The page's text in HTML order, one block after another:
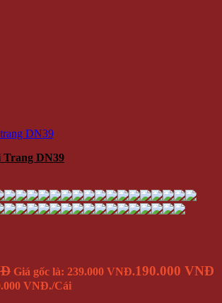
DN39
Giá gốc là: 239.000 VNĐ.190.000 VNĐ
VNĐ./Cái